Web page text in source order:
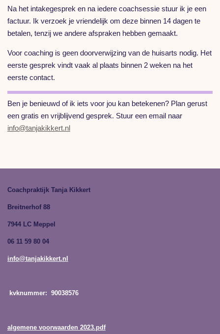
Na het intakegesprek en na iedere coachsessie stuur ik je een
factuur. Ik verzoek je vriendelijk om deze binnen 14 dagen te
betalen, tenzij we andere afspraken hebben gemaakt.
Voor coaching is geen doorverwijzing van de huisarts nodig. Het
eerste gesprek vindt vaak al plaats binnen 2 weken na het
eerste contact.
Ben je benieuwd of ik iets voor jou kan betekenen? Plan gerust
een gratis en vrijblijvend gesprek. Stuur een email naar
info@tanjakikkert.nl
Coachpraktijk Tanja Kikkert
Breitnerhof 88
7944 LC Meppel
06 11 59 80 04
info@tanjakikkert.nl
kvknummer: 90038576
algemene voorwaarden 2023.pdf